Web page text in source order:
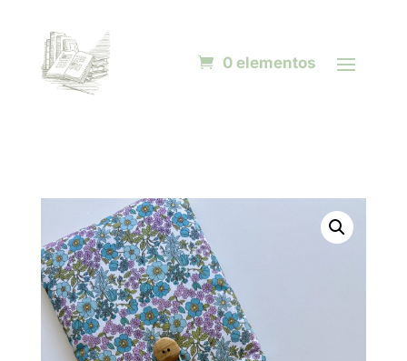
0 elementos